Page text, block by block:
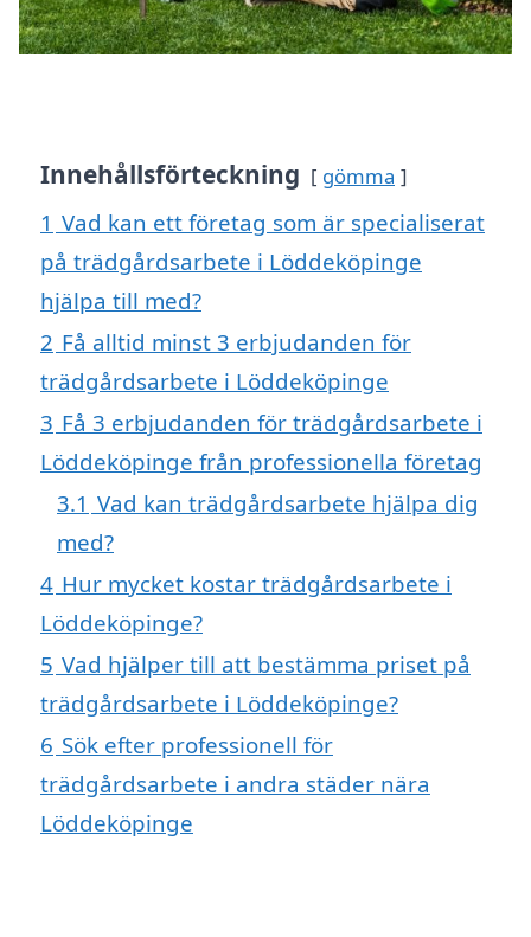
Innehållsförteckning gömma
1 Vad kan ett företag som är specialiserat
på trädgårdsarbete i Löddeköpinge
hjälpa till med?
2 Få alltid minst 3 erbjudanden för
trädgårdsarbete i Löddeköpinge
3 Få 3 erbjudanden för trädgårdsarbete i
Löddeköpinge från professionella företag
3.1 Vad kan trädgårdsarbete hjälpa dig
med?
4 Hur mycket kostar trädgårdsarbete i
Löddeköpinge?
5 Vad hjälper till att bestämma priset på
trädgårdsarbete i Löddeköpinge?
6 Sök efter professionell för
trädgårdsarbete i andra städer nära
Löddeköpinge